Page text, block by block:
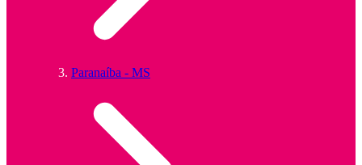
Paranaíba - MS